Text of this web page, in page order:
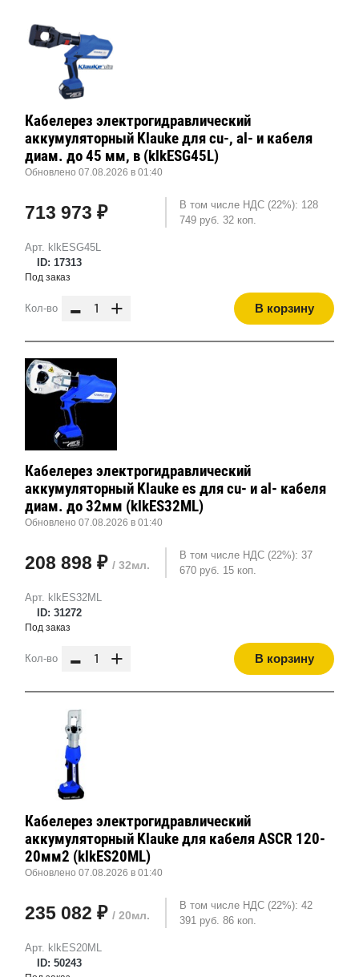
Арт. klkESG45L
ID: 17313
Кабелерез электрогидравлический
аккумуляторный Klauke для cu-, al- и кабеля
диам. до 45 мм, в (klkESG45L)
Обновлено 07.08.2026 в 01:40
713 973 ₽
В том числе НДС (22%): 128
749 руб. 32 коп.
Под заказ
Кол-во - + В корзину
Арт. klkES32ML
ID: 31272
Кабелерез электрогидравлический
аккумуляторный Klauke es для cu- и al- кабеля
диам. до 32мм (klkES32ML)
Обновлено 07.08.2026 в 01:40
208 898 ₽ / 32мл.
В том числе НДС (22%): 37
670 руб. 15 коп.
Под заказ
Кол-во - + В корзину
Арт. klkES20ML
ID: 50243
Кабелерез электрогидравлический
аккумуляторный Klauke для кабеля ASCR 120-
20мм2 (klkES20ML)
Обновлено 07.08.2026 в 01:40
235 082 ₽ / 20мл.
В том числе НДС (22%): 42
391 руб. 86 коп.